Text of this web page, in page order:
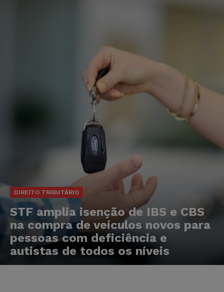
DIREITO TRIBUTÁRIO
STF amplia isenção de IBS e CBS
na compra de veículos novos para
pessoas com deficiência e
autistas de todos os níveis